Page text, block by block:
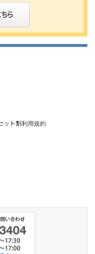
ット割利用規約